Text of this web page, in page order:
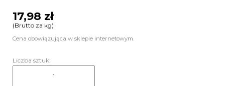
17,98 zł
(Brutto za kg)
Cena obowiązująca w sklepie internetowym.
Liczba sztuk: